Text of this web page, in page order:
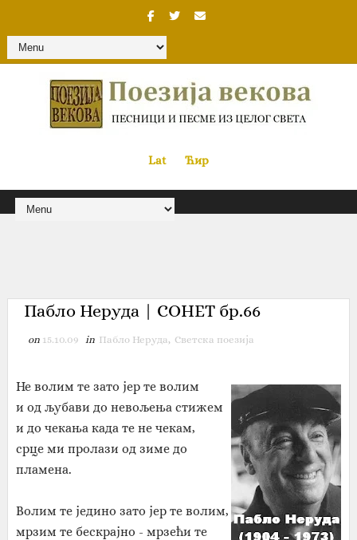
Lat« Ћир
Пабло Неруда | СОНЕТ бр.66
on 15.10.09 in Пабло Неруда, Светска поезија
Не волим те зато јер те волим
и од љубави до невољења стижем
и до чекања када те не чекам,
срце ми пролази од зиме до
пламена.
Волим те једино зато јер те волим,
мрзим те бескрајно - мрзећи те